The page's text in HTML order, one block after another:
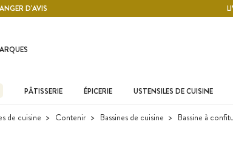
D'AVIS
PÂTISSERIE ÉPICERIE USTENSILES DE CUISINE
de cuisine Contenir Bassines de cuisine Bassine à